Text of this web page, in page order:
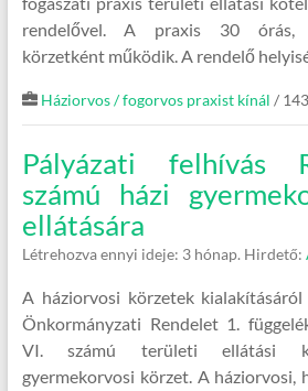
rendelővel. A praxis 30 órás,
körzetként működik. A rendelő
Háziorvos / fogorvos praxist kínál /
Pályázati felhívás
számú házi
ellátására
Létrehozva ennyi ideje: 3 hónap. Hirdető:
A háziorvosi körzetek
Önkormányzati Rendelet 1.
VI. számú területi ellátási
gyermekorvosi körzet. A háziorvosi,